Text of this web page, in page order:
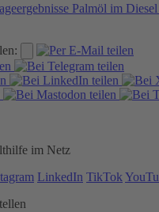
Palmöl im Diesel
im Netz
LinkedIn TikTok